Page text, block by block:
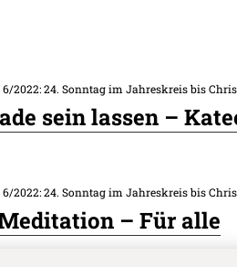
6/2022: 24. Sonntag im Jahreskreis bis
sein lassen –
6/2022: 24. Sonntag im Jahreskreis bis
– Für alle